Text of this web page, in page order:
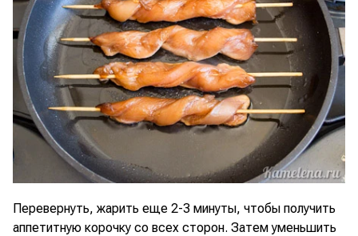
Перевернуть, жарить еще 2-3 минуты, чтобы получить
аппетитную корочку со всех сторон. Затем уменьшить